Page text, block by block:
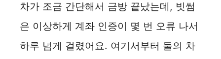
차가 조금 간단해서 금방 끝났는데, 빗썸
은 이상하게 계좌 인증이 몇 번 오류 나서
하루 넘게 걸렸어요. 여기서부터 둘의 차